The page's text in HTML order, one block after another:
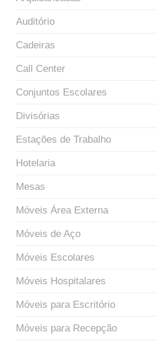
Auditório
Cadeiras
Call Center
Conjuntos Escolares
Divisórias
Estações de Trabalho
Hotelaria
Mesas
Móveis Área Externa
Móveis de Aço
Móveis Escolares
Móveis Hospitalares
Móveis para Escritório
Móveis para Recepção